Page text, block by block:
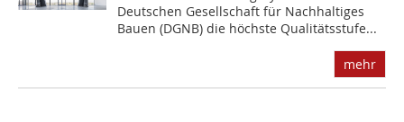
Deutschen Gesellschaft für Nachhaltiges
Bauen (DGNB) die höchste Qualitätsstufe...
mehr